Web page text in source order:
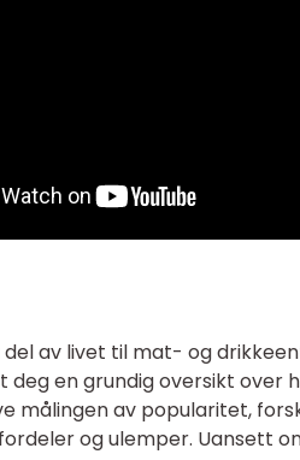
av livet til mat- og
en grundig oversikt over
målingen av popularitet,
og ulemper. Uansett